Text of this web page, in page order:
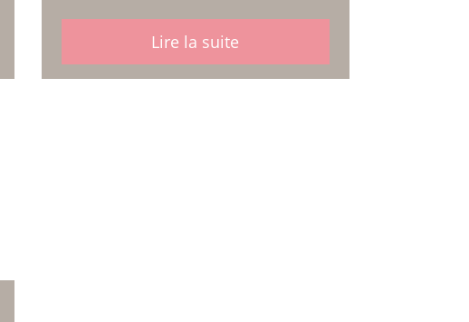
Lire la suite